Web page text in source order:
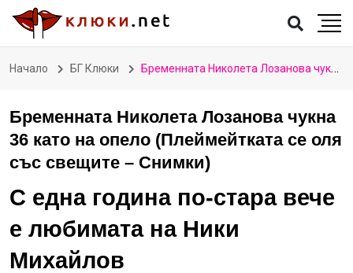
Начало БГ Клюки Бременната Николета Лозанова чукна 36 като на опело (Плеймейтката се оля със свещите – Снимки)
Бременната Николета Лозанова чукна
36 като на опело (Плеймейтката се оля
със свещите – Снимки)
С една година по-стара вече
е любимата на Ники
Михайлов